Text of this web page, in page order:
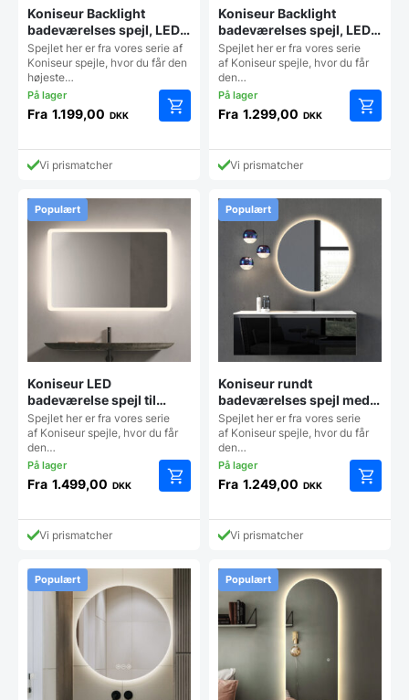
Koniseur Backlight
badeværelses spejl, LED –
lampeudtag – Antidug
Spejlet her er fra vores serie af
Koniseur spejle, hvor du får den
højeste…
Fra 1.199,00 DKK
vare
varianter.
Mulighederne
kan
vælges
Vi prismatcher
Koniseur Backlight
badeværelses spejl, LED,
Antidug og Touchsensor
Spejlet her er fra vores serie
af Koniseur spejle, hvor du får
den…
Fra 1.299,00 DKK
vare
vælges
på
Vi prismatcher
Populært
Koniseur LED
badeværelse spejl til
Lampeudtag – Antidug
Spejlet her er fra vores serie
af Koniseur spejle, hvor du får
den…
Fra 1.499,00 DKK
vare
varianter.
Mulighederne
kan
vælges
på
varesiden
Vi prismatcher
Populært
Koniseur rundt
badeværelses spejl med
LED til lampeudtag –
Antidug
Spejlet her er fra vores serie
af Koniseur spejle, hvor du får
den…
Fra 1.249,00 DKK
vare
Vi prismatcher
Populært Populært